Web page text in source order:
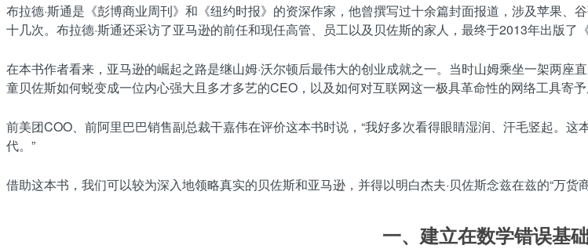
布拉德·斯通是《彭博商业周刊》和《纽约时报》的资深作家，他曾撰写过十余篇封面报道，涉及苹果
十几次。布拉德·斯通还采访了亚马逊的前任和现任高管、员工以及贝佐斯的家人，最终于2013年出版
在本书作者看来，亚马逊的崛起之路是继山姆·沃尔顿后最伟大的创业成就之一。当时山姆乘坐一架两
童贝佐斯如何蜕变成一位内心强大且多才多艺的CEO，以及如何对互联网这一极具革命性的网络工具寄予
前美团COO、前阿里巴巴销售副总裁干嘉伟在评价这本书时说，“我好多次看得眼睛湿润、汗毛竖起。
代。”
借助这本书，我们可以较为深入地领略真实的贝佐斯和亚马逊，并得以明白杰夫·贝佐斯念兹在兹的“万货
一、建立在数学错误基